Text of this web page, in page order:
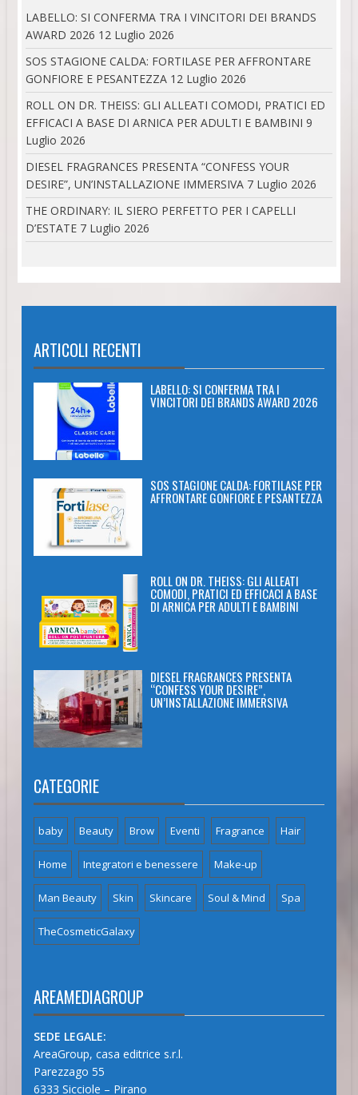
LABELLO: SI CONFERMA TRA I VINCITORI DEI BRANDS
AWARD 2026 12 Luglio 2026
SOS STAGIONE CALDA: FORTILASE PER AFFRONTARE
GONFIORE E PESANTEZZA 12 Luglio 2026
ROLL ON DR. THEISS: GLI ALLEATI COMODI, PRATICI ED
EFFICACI A BASE DI ARNICA PER ADULTI E BAMBINI 9
Luglio 2026
DIESEL FRAGRANCES PRESENTA “CONFESS YOUR
DESIRE”, UN’INSTALLAZIONE IMMERSIVA 7 Luglio 2026
THE ORDINARY: IL SIERO PERFETTO PER I CAPELLI
D’ESTATE 7 Luglio 2026
ARTICOLI RECENTI
LABELLO: SI CONFERMA TRA I
VINCITORI DEI BRANDS AWARD 2026
SOS STAGIONE CALDA: FORTILASE PER
AFFRONTARE GONFIORE E PESANTEZZA
ROLL ON DR. THEISS: GLI ALLEATI
COMODI, PRATICI ED EFFICACI A BASE
DI ARNICA PER ADULTI E BAMBINI
DIESEL FRAGRANCES PRESENTA
“CONFESS YOUR DESIRE”,
UN’INSTALLAZIONE IMMERSIVA
CATEGORIE
baby Beauty Brow Eventi Fragrance Hair
Home Integratori e benessere Make-up
Man Beauty Skin Skincare Soul & Mind Spa
TheCosmeticGalaxy
AREAMEDIAGROUP
SEDE LEGALE:
AreaGroup, casa editrice s.r.l.
Parezzago 55
6333 Sicciole – Pirano